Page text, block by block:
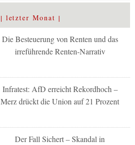
letzter Monat
Die Besteuerung von Renten und das
irreführende Renten-Narrativ
Infratest: AfD erreicht Rekordhoch –
Merz drückt die Union auf 21 Prozent
Der Fall Sichert – Skandal in